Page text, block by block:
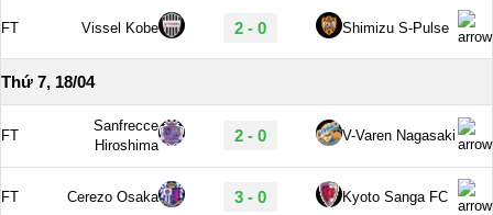
FT Vissel Kobe 2 - 0 Shimizu S-Pulse
Thứ 7, 18/04
FT
Sanfrecce
Hiroshima
2 - 0 V-Varen Nagasaki
FT Cerezo Osaka 3 - 0 Kyoto Sanga FC